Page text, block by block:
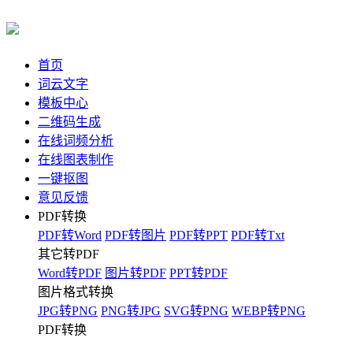
首页
词云文字
模板中心
二维码生成
在线词频分析
在线图表制作
一键抠图
意见反馈
PDF转换
PDF转Word PDF转图片 PDF转PPT PDF转Txt
其它转PDF
Word转PDF 图片转PDF PPT转PDF
图片格式转换
JPG转PNG PNG转JPG SVG转PNG WEBP转PNG
PDF转换